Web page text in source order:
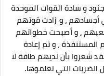
و سادة القوات الموحدة
، و زادت قوتهم
، و أصبحت خطواتهم
، و تم إعادة
شعروا بأن لديهم طاقة لا
التي تعلموها.